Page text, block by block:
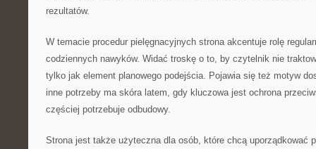
rezultatów.
W temacie procedur pielęgnacyjnych strona akcentuje rolę
codziennych nawyków. Widać troskę o to, by czytelnik nie
tylko jak element planowego podejścia. Pojawia się też motyw
inne potrzeby ma skóra latem, gdy kluczowa jest ochrona
częściej potrzebuje odbudowy.
Strona jest także użyteczna dla osób, które chcą uporządkować